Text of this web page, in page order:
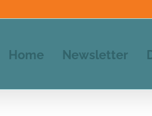
Home Newsletter